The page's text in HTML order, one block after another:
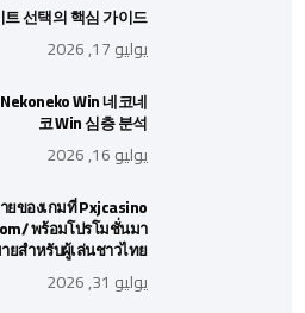
선택의 핵심 가이드
يوليو 17, 2026
Win 네코네
코 Win 심층 분석
يوليو 16, 2026
ของเกมที่ Pxjcasino
พร้อมโปรโมชั่นมา
ยสำหรับผู้เล่นชาวไทย
يوليو 31, 2026